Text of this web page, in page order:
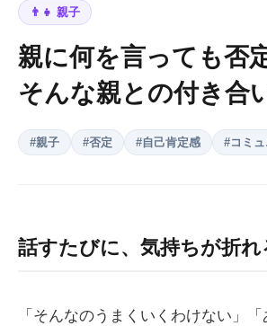
👨‍👧 親子
親に何を言っても否
そんな親との付き合
#親子 #否定 #自己肯定感 #コミ
話すたびに、気持ちが折れ
「そんなのうまくいくわけない」「